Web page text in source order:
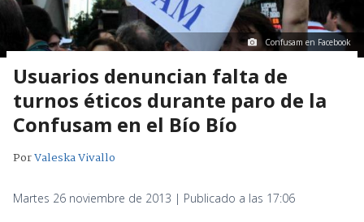
Confusam en Facebook
Usuarios denuncian falta de
turnos éticos durante paro de la
Confusam en el Bío Bío
PorValeska Vivallo
Martes 26 noviembre de 2013 | Publicado a las 17:06